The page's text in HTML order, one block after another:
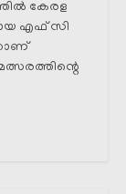
കേരള
എഫ് സി